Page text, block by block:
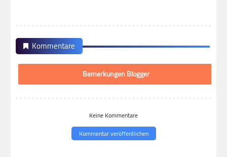
Kommentare
Bemerkungen Blogger
Keine Kommentare
Kommentar veröffentlichen